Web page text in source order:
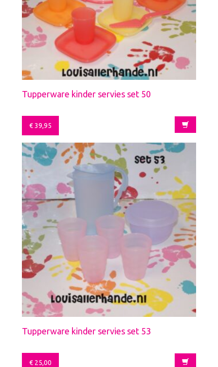
Tupperware kinder servies set 50
€39,95
Tupperware kinder servies set 53
€ 25,00